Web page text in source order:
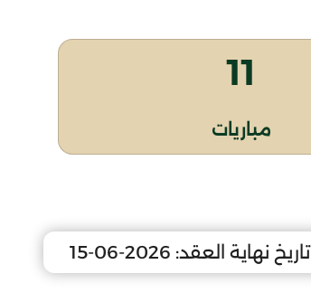
11
مباريات
تاريخ نهاية العقد: 2026-06-15